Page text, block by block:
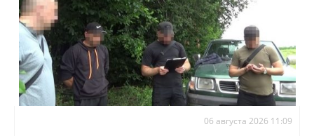
06 августа 2026 11:09